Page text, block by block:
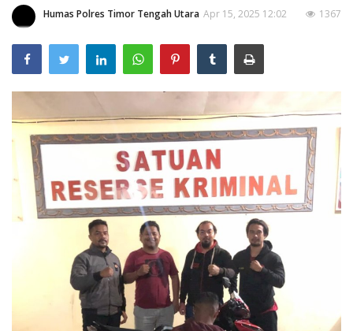
Lantas
OPINI
Humas Polres Timor Tengah Utara Apr 15, 2025 12:02 1367